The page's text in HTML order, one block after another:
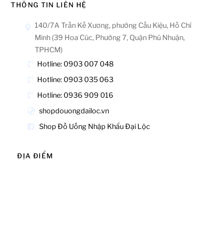
THÔNG TIN LIÊN HỆ
140/7A Trần Kế Xương, phường Cầu Kiệu, Hồ Chí
Minh (39 Hoa Cúc, Phường 7, Quận Phú Nhuận,
TPHCM)
Hotline: 0903 007 048
Hotline: 0903 035 063
Hotline: 0936 909 016
shopdouongdailoc.vn
Shop Đồ Uống Nhập Khẩu Đại Lộc
ĐỊA ĐIỂM